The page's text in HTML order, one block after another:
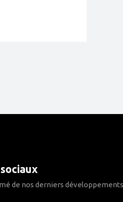
de nos derniers